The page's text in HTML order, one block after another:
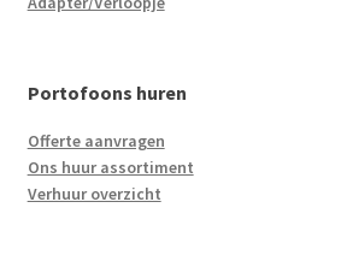
Portofoons huren
Offerte aanvragen
Ons huur assortiment
Verhuur overzicht